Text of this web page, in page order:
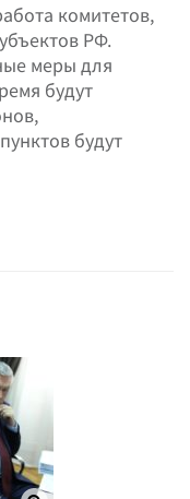
комитетов,
РФ.
меры для
будут
будут